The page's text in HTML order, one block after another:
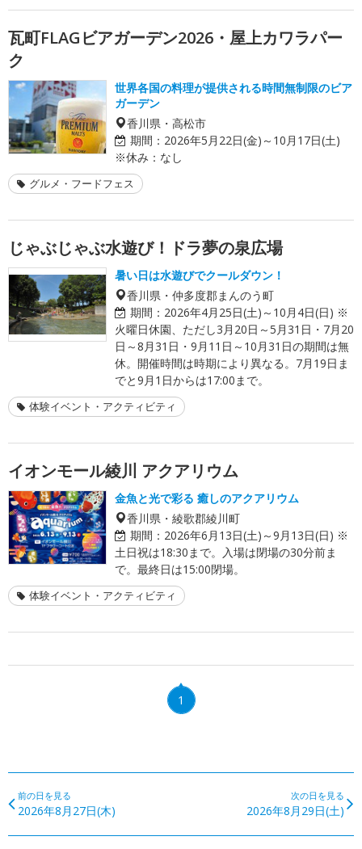
瓦町FLAGビアガーデン2026・屋上カワラパー
ク
世界各国の料理が提供される時間無制限のビア
ガーデン
香川県・高松市
期間： 2026年5月22日(金)～10月17日(土)
※休み：なし
グルメ・フードフェス
じゃぶじゃぶ水遊び！ドラ夢の泉広場
暑い日は水遊びでクールダウン！
香川県・仲多度郡まんのう町
期間： 2026年4月25日(土)～10月4日(日) ※
火曜日休園、ただし3月20日～5月31日・7月20
日～8月31日・9月11日～10月31日の期間は無
休。開催時間は時期により異なる。7月19日ま
でと9月1日からは17:00まで。
体験イベント・アクティビティ
イオンモール綾川 アクアリウム
金魚と光で彩る 癒しのアクアリウム
香川県・綾歌郡綾川町
期間： 2026年6月13日(土)～9月13日(日) ※
土日祝は18:30まで。入場は閉場の30分前ま
で。最終日は15:00閉場。
体験イベント・アクティビティ
1
前の日を見る
2026年8月27日(木)
次の日を見る
2026年8月29日(土)